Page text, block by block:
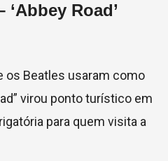
‘Abbey Road’
os Beatles usaram como
virou ponto turístico em
para quem visita a